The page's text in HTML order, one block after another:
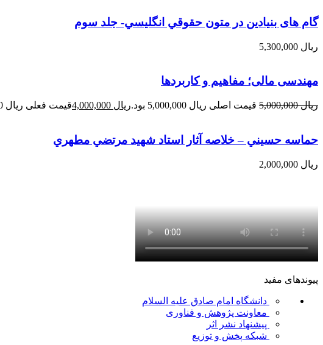
گام های بنیادین در متون حقوقي انگليسي- جلد سوم
ریال
مهندسی مالی؛ مفاهیم و کاربردها
ریال5,000,000 قیمت اصلی ریال 5,000,000 بود. ریال قیمت فعلی ریال 4,000,000 است.
حماسه حسيني – خلاصه آثار استاد شهيد مرتضي مطهري
ریال
پیوندهای مفید
دانشگاه امام صادق علیه السلام
معاونت پژوهش و فناوری
پیشنهاد نشر اثر
شبکه پخش و توزیع